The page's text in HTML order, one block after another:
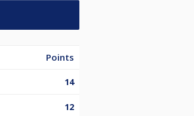
Points
14
12